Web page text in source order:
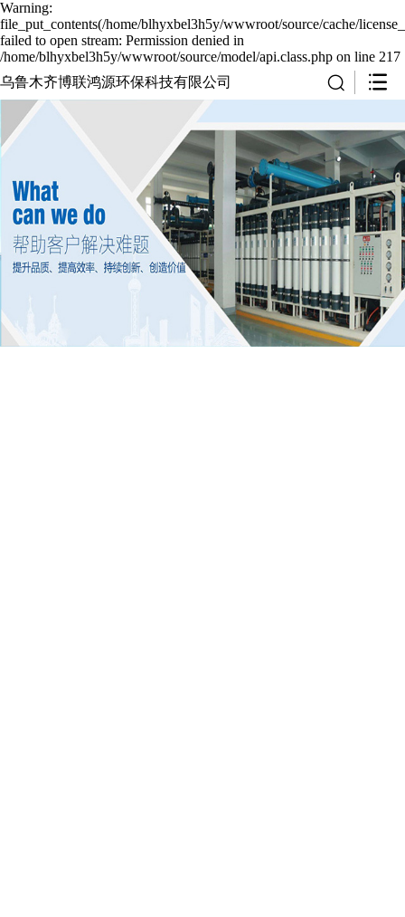
Warning:
file_put_contents(/home/blhyxbel3h5y/wwwroot/source/cache/
failed to open stream: Permission denied in
/home/blhyxbel3h5y/wwwroot/source/model/api.class.php on line 217
乌鲁木齐博联鸿源环保科技有限公司